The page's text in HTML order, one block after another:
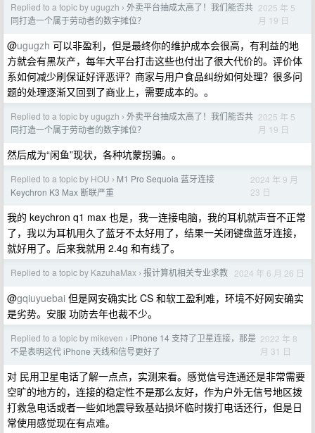
Replied to a topic by ugugzh › 外卖平台抽成太高了！我们能否共
同打造一个属于劳动者的数字摊位？
2025 年 5
月 19 日
@ugugzh 可以非盈利，但是最终你的维护成本会很高，有利益的地
方就会有黑灰产，每年大平台打击这些也付出了很大代价的。评价体
系如何减少刷保证好评恶评？商家与用户食品纠纷如何处理？很多问
题的处理逐渐又回到了商业上，需要成本的。。
Replied to a topic by ugugzh › 外卖平台抽成太高了！我们能否共
同打造一个属于劳动者的数字摊位？
2025 年 5
月 19 日
然后成为“闲鱼”现状，各种坑蒙拐骗。。
Replied to a topic by HOU › M1 Pro Sequoia 蓝牙连接
Keychron K3 Max 断联严重
2024 年 9 月
23 日
我的 keychron q1 max 也是，我一连接电脑，我的耳机就声音不正常
了，我以为耳机用久了蓝牙不太好用了，结果一关闭键盘蓝牙连接，
就好用了。后来我就用 2.4g 和有线了。
Replied to a topic by KazuhaMax › 报计算机相关专业求教 2024 年 6 月 26 日
@gqiuyuebai 但是网安确实比 CS 和软工盈利难，环境不好网安确实
是劣势。安服 功防去年也裁不少。
Replied to a topic by mikeven › iPhone 14 支持了卫星连接，那是
不是表明这代 iPhone 天线和信号更好了
2022 年 8
月 31 日
对 民用卫星电话了解一点点，实测来看。感觉信号连通还是非常需要
空旷的地方的，连接的稳定性不是那么友好，作为户外无信号地区拨
打救急电话或者一些如地震导致基站损坏临时拨打电话还行，但是日
常使用感觉现在有点难。